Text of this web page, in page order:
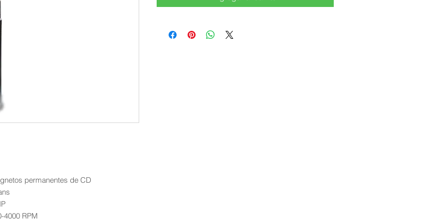
permanentes de CD
4000 RPM